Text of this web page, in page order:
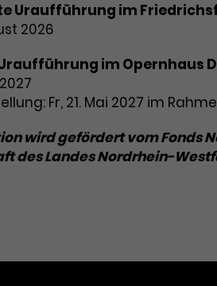
Uraufführung im
2026
im Opernhaus
Fr, 21. Mai 2027 im
wird gefördert vom Fonds
des Landes Nordrhein-